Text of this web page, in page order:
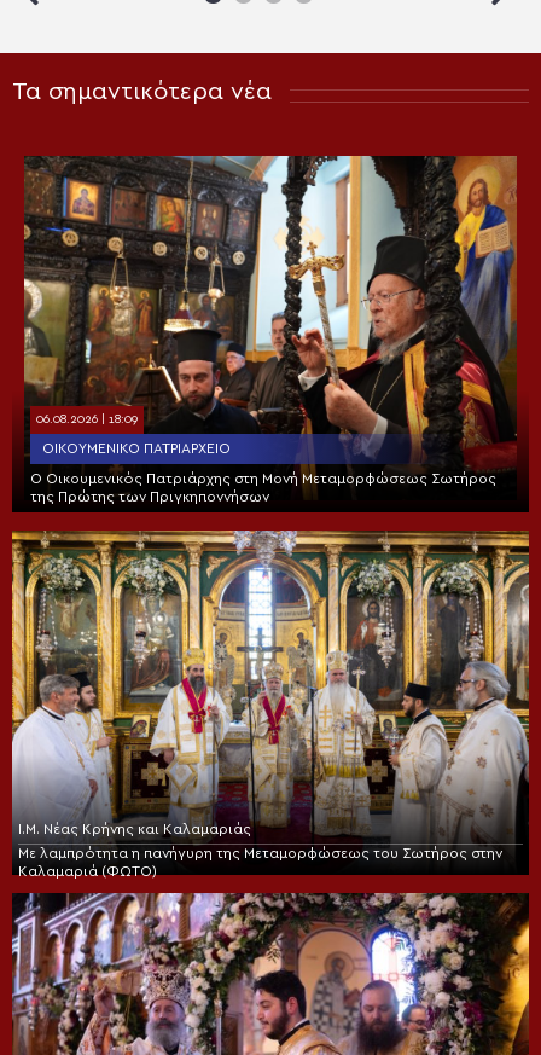
Τα σημαντικότερα νέα
06.08.2026 | 18:09
ΟΙΚΟΥΜΕΝΙΚΌ ΠΑΤΡΙΑΡΧΕΊΟ
Ο Οικουμενικός Πατριάρχης στη Μονή Μεταμορφώσεως Σωτήρος
της Πρώτης των Πριγκηποννήσων
Ι.Μ. Νέας Κρήνης και Καλαμαριάς
Με λαμπρότητα η πανήγυρη της Μεταμορφώσεως του Σωτήρος στην
Καλαμαριά (ΦΩΤΟ)